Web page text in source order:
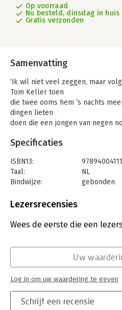
Op voorraad
Nu besteld, dinsdag in huis
Gratis verzonden
Samenvatting
‘Ik wil niet veel zeggen, maar
Tom Keller toen
die twee ooms hem ’s nachts
dingen lieten
doen die een jongen van negen
Zo begint De beesten, het
af in de Achterhoek, te midden
nertsenfokkerijen en
handeltjes die het daglicht niet
vol geheimen groeit Tom Keller
de streek, en gezegend met een
Als hij jaren later plotseling
naar haar geboortegrond om
dramatische
Specificaties
ISBN13:
Taal:
NL
Bindwijze:
gebonden
Uitgever:
Verschijningsdatum:
27-2-2024
Literatuur
Lezersrecensies
Wees de eerste die een
Schrijf een recensie
Uw
Log in om uw waardering te geven